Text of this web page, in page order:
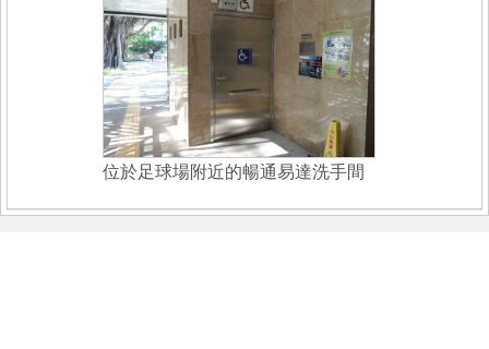
位於足球場附近的暢通易達洗手間